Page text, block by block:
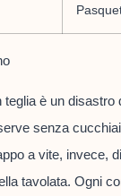
è un disastro
senza
a vite, invece,
tavolata. Ogni